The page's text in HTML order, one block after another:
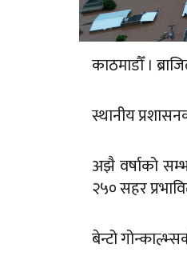
काठमाडौँ ।
स्थानीय
अझै वर्षाको
२५० सहर
बेन्टो